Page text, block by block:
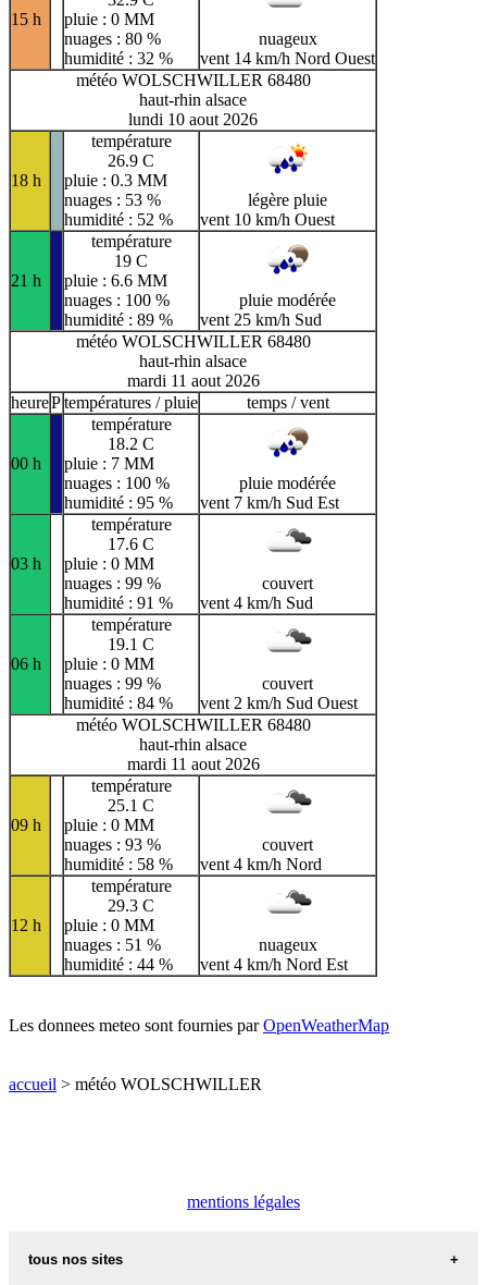
15 h
pluie : 0 MM
nuages : 80 %
humidité : 32 %
nuageux
vent 14 km/h Nord Ouest
météo WOLSCHWILLER 68480
haut-rhin alsace
lundi 10 aout 2026
18 h
température
26.9 C
pluie : 0.3 MM
nuages : 53 %
humidité : 52 %
légère pluie
vent 10 km/h Ouest
21 h
température
19 C
pluie : 6.6 MM
nuages : 100 %
humidité : 89 %
pluie modérée
vent 25 km/h Sud
météo WOLSCHWILLER 68480
haut-rhin alsace
mardi 11 aout 2026
heurePtempératures / pluie temps / vent
00 h
température
18.2 C
pluie : 7 MM
nuages : 100 %
humidité : 95 %
pluie modérée
vent 7 km/h Sud Est
03 h
température
17.6 C
pluie : 0 MM
nuages : 99 %
humidité : 91 %
couvert
vent 4 km/h Sud
06 h
température
19.1 C
pluie : 0 MM
nuages : 99 %
humidité : 84 %
couvert
vent 2 km/h Sud Ouest
météo WOLSCHWILLER 68480
haut-rhin alsace
mardi 11 aout 2026
09 h
température
25.1 C
pluie : 0 MM
nuages : 93 %
humidité : 58 %
couvert
vent 4 km/h Nord
12 h
température
29.3 C
pluie : 0 MM
nuages : 51 %
humidité : 44 %
nuageux
vent 4 km/h Nord Est
Les donnees meteo sont fournies parOpenWeatherMap
accueil > météo WOLSCHWILLER
mentions légales
tous nos sites